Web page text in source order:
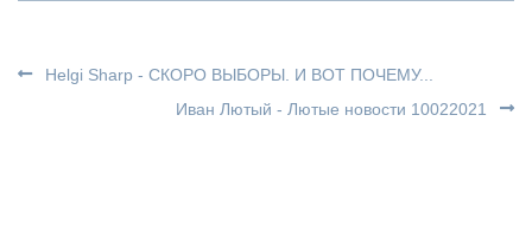
Helgi Sharp - СКОРО ВЫБОРЫ. И ВОТ ПОЧЕМУ...
Иван Лютый - Лютые новости 10022021